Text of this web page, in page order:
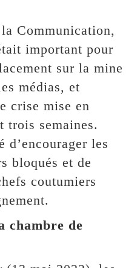
Communication,
important pour
sur la mine
médias, et
crise mise en
trois semaines.
d’encourager les
bloqués et de
coutumiers
chambre de